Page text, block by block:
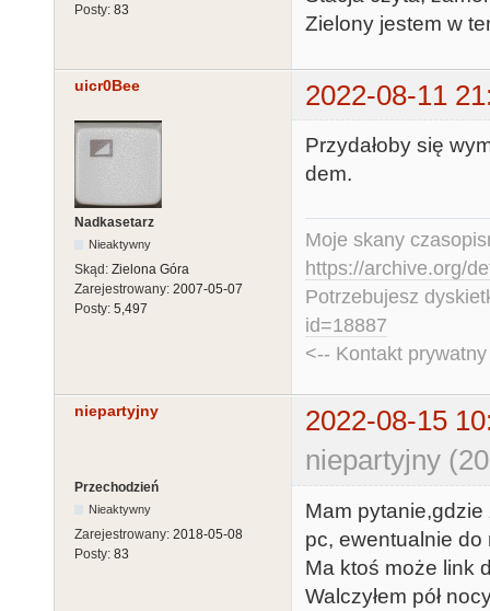
Posty: 83
Zielony jestem w
uicr0Bee 2022-08-11
Nadkasetarz
Nieaktywny
Skąd: Zielona Góra
Zarejestrowany: 2007-05-07
Posty: 5,497
Przydałoby się
dem.
Moje skany
https://archive.org/
Potrzebujesz
id=18887
<-- Kontakt
niepartyjny
2022-08-15
niepartyjny
Przechodzień
Nieaktywny
Zarejestrowany: 2018-05-08
Posty: 83
Mam
pc, ewentualnie do
Ma ktoś może link
Walczyłem pół